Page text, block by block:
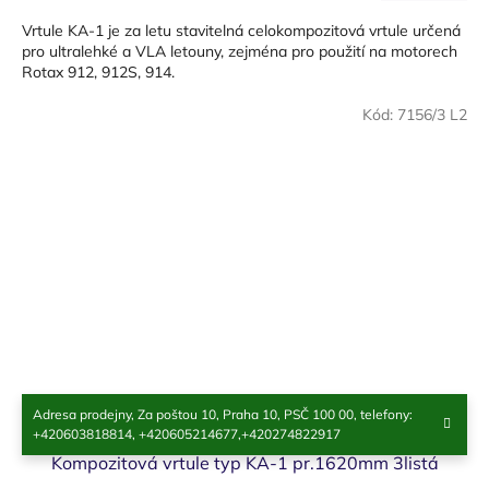
Adresa prodejny, Za poštou 10, Praha 10, PSČ 100 00, telefony:
+420603818814, +420605214677,+420274822917
Vrtule KA-1 je za letu stavitelná celokompozitová vrtule určená
pro ultralehké a VLA letouny, zejména pro použití na motorech
Rotax 912, 912S, 914.
Kompozitová vrtule typ KA-1 pr.1620mm 3listá
Kód: 7156/3 L2